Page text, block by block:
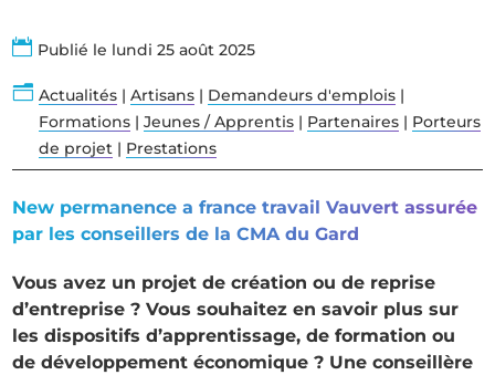
 Publié le lundi 25 août 2025
n Actualités| Artisans| Demandeurs d'emplois|
Formations| Jeunes / Apprentis| Partenaires| Porteurs
de projet| Prestations
New permanence a france travail Vauvert assurée
par les conseillers de la CMA du Gard
Vous avez un projet de création ou de reprise
d’entreprise ? Vous souhaitez en savoir plus sur
les dispositifs d’apprentissage, de formation ou
de développement économique ? Une conseillère